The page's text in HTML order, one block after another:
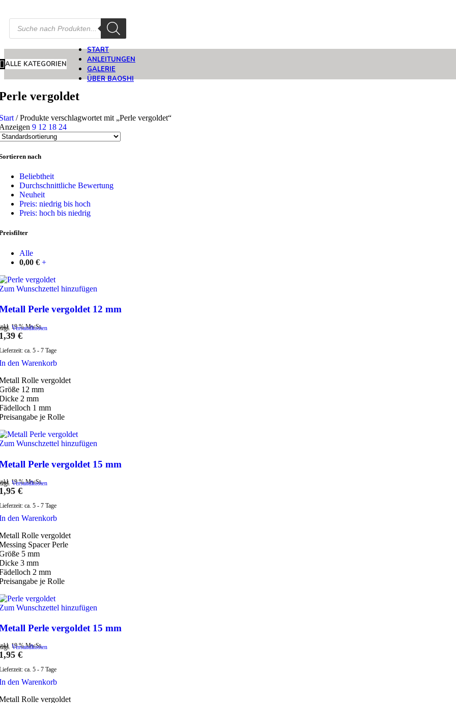
Products
search
ALLE KATEGORIEN
START
ANLEITUNGEN
GALERIE
ÜBER BAOSHI
vergoldet
/ Produkte verschlagwortet mit „Perle vergoldet“
9 12 18 24
nach
Beliebtheit
Durchschnittliche Bewertung
Neuheit
Preis: niedrig bis hoch
Preis: hoch bis niedrig
Alle
0,00 € +
Wunschzettel hinzufügen
Perle vergoldet 12 mm
19 % MwSt.
Versandkosten
€
ca. 5 - 7 Tage
den Warenkorb
Rolle vergoldet
12 mm
2 mm
1 mm
je Rolle
Wunschzettel hinzufügen
Perle vergoldet 15 mm
19 % MwSt.
Versandkosten
€
ca. 5 - 7 Tage
den Warenkorb
Rolle vergoldet
Spacer Perle
5 mm
3 mm
2 mm
je Rolle
Wunschzettel hinzufügen
Perle vergoldet 15 mm
19 % MwSt.
Versandkosten
€
ca. 5 - 7 Tage
den Warenkorb
Rolle vergoldet